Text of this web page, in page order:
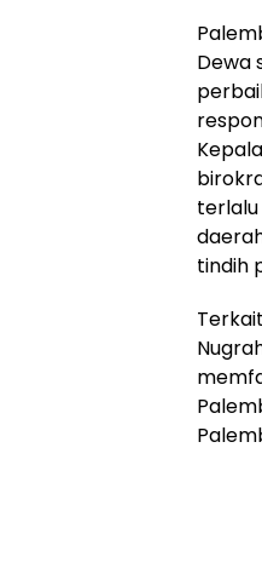
bebas
dari
SARA,
dan
berita
asusila
Media
Cetak
dan
Ampera
Dewa
terlalu
tindih